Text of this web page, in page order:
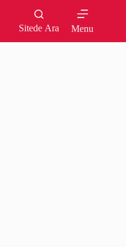
Sitede Ara Menu